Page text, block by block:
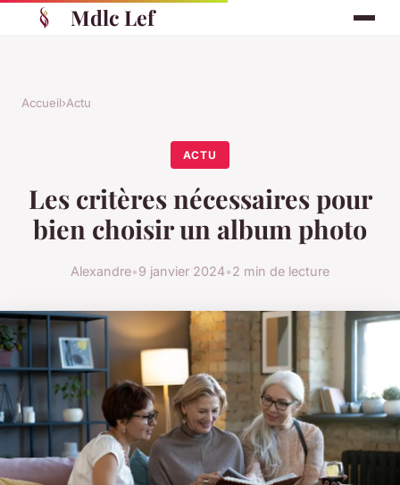
Mdlc Lef
Accueil›Actu
ACTU
Les critères nécessaires pour
bien choisir un album photo
Alexandre•9 janvier 2024•2 min de lecture